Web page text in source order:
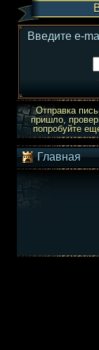
Введите e-
Отправка
пришло,
попробуйте
Главная